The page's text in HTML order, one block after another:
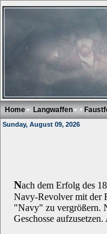
Home Langwaffen
Sunday, August 09, 2026
Nach dem Erfolg des
Navy-Revolver mit der
"Navy" zu vergrößern.
Geschosse